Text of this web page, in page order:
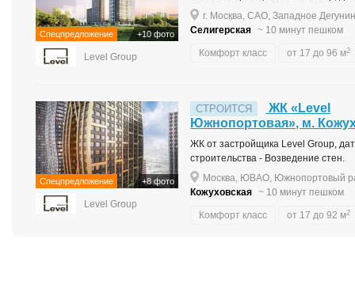
Спецпредложение +10 фото
Level Group
г. Москва, САО, Западное
Селигерская ~ 10 минут пешком
Комфорт класс от 17 до 96 м2
Спецпредложение +8 фото
Level Group
СТРОИТСЯ
ЖК «Level
Южнопортовая», м.
ЖК от застройщика Level Group,
строительства - Возведение стен.
Москва, ЮВАО, Южнопортовый
Кожуховская ~ 10 минут пешком
Комфорт класс от 17 до 92 м2